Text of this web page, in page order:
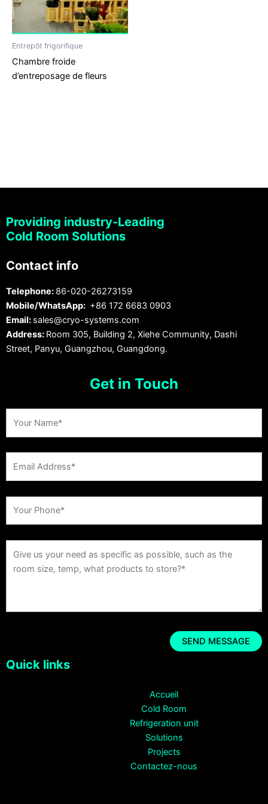
Entrepôt frigorifique
Chambre froide
d’entreposage de fleurs
Providing industry-Leading
Cold Room Solutions
Contact info
Telephone: 86-020-26273159
Mobile/WhatsApp: +86 172 6683 0903
Email: sales@cryo-systems.com
Address: Room 305, Building 2, Xiehe Community, Dashi
Street, Panyu, Guangzhou, Guangdong.
Get in Touch
Quick links
Accueil
Cold Room
Refrigeration unit
Solutions
Projects
Contactez-nous